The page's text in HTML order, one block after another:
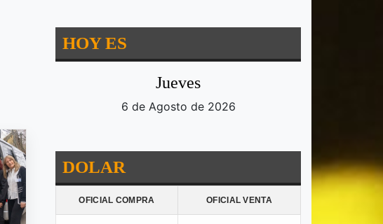
HOY ES
Jueves
6 de Agosto de 2026
DOLAR
OFICIAL COMPRA OFICIAL VENTA